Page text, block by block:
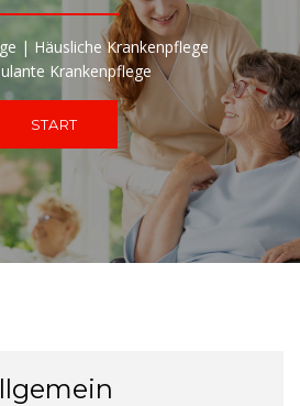
| Häusliche Krankenpflege
Krankenpflege
START